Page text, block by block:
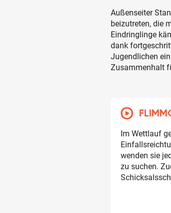
Außenseiter
beizutreten, die
Eindringlinge
dank
Jugendlichen
Zusammenhalt
Im Wettlauf
wenden sie
zu suchen.